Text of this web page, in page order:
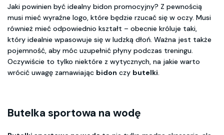
Jaki powinien być idealny bidon promocyjny? Z pewnością
musi mieć wyraźne logo, które będzie rzucać się w oczy. Musi
również mieć odpowiednio kształt – obecnie króluje taki,
który idealnie wpasowuje się w ludzką dłoń. Ważna jest także
pojemność, aby móc uzupełnić płyny podczas treningu.
Oczywiście to tylko niektóre z wytycznych, na jakie warto
wrócić uwagę zamawiając bidon czy butelki.
Butelka sportowa na wodę